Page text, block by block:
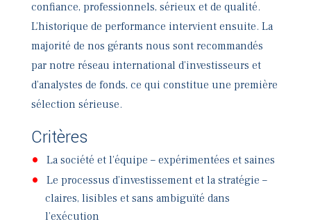
confiance, professionnels, sérieux et de qualité.
L’historique de performance intervient ensuite. La
majorité de nos gérants nous sont recommandés
par notre réseau international d’investisseurs et
d’analystes de fonds, ce qui constitue une première
sélection sérieuse.
Critères
La société et l’équipe – expérimentées et saines
Le processus d’investissement et la stratégie –
claires, lisibles et sans ambiguïté dans
l’exécution